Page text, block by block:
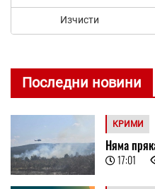
Изчисти
Последни новини
КРИМИ
Няма
17:01